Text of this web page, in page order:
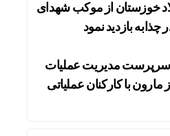
خوزستان از موکب شهدای
بازدید نمود
سرپرست مدیریت عملیات
مارون با کارکنان عملیاتی